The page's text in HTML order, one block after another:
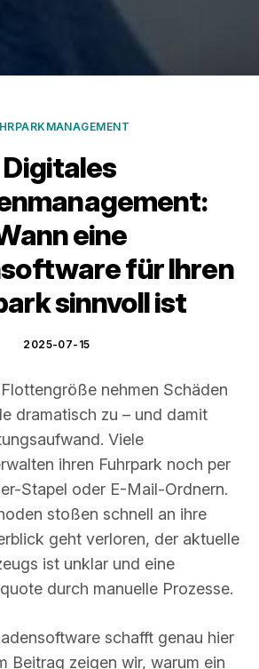
Digitales
eine
für Ihren
sinnvoll ist
2025-07-15
nehmen Schäden
dramatisch zu – und damit
Viele
ihren Fuhrpark noch per
Stapel oder E-Mail-Ordnern.
stoßen schnell an ihre
geht verloren, der aktuelle
ist unklar und eine
durch manuelle Prozesse.
schafft genau hier
Beitrag zeigen wir, warum ein